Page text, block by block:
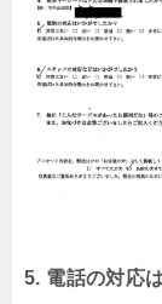
5. 電話の対応